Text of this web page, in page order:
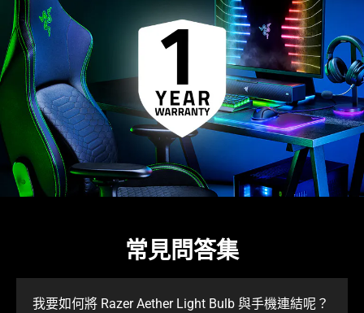
常見問答集
我要如何將 Razer Aether Light Bulb 與手機連結呢？